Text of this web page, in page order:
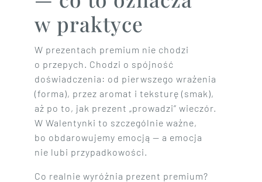
w praktyce
W prezentach premium nie chodzi
o przepych. Chodzi o spójność
doświadczenia: od pierwszego wrażenia
(forma), przez aromat i teksturę (smak),
aż po to, jak prezent „prowadzi” wieczór.
W Walentynki to szczególnie ważne,
bo obdarowujemy emocją — a emocja
nie lubi przypadkowości.
Co realnie wyróżnia prezent premium?